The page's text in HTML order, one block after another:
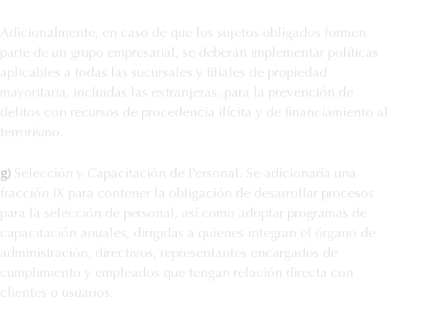
Adicionalmente, en caso de que los sujetos obligados formen
parte de un grupo empresarial, se deberán implementar políticas
aplicables a todas las sucursales y filiales de propiedad
mayoritaria, incluidas las extranjeras, para la prevención de
delitos con recursos de procedencia ilícita y de financiamiento al
terrorismo.
g) Selección y Capacitación de Personal. Se adicionaría una
fracción IX para contener la obligación de desarrollar procesos
para la selección de personal, así como adoptar programas de
capacitación anuales, dirigidas a quienes integran el órgano de
administración, directivos, representantes encargados de
cumplimiento y empleados que tengan relación directa con
clientes o usuarios.